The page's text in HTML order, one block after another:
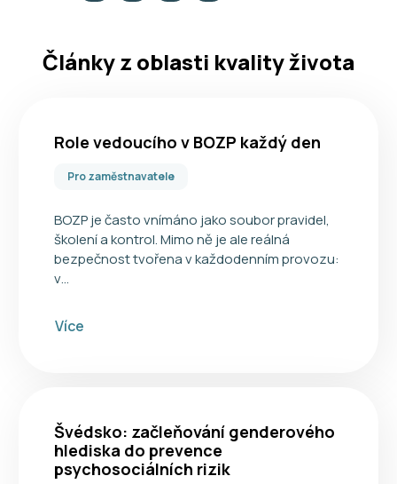
Články z oblasti kvality života
Role vedoucího v BOZP každý den
Pro zaměstnavatele
BOZP je často vnímáno jako soubor pravidel,
školení a kontrol. Mimo ně je ale reálná
bezpečnost tvořena v každodenním provozu:
v…
Více
Švédsko: začleňování genderového
hlediska do prevence
psychosociálních rizik